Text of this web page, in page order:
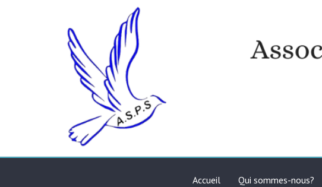
Association de solidarité
Accueil
Qui sommes-nous?